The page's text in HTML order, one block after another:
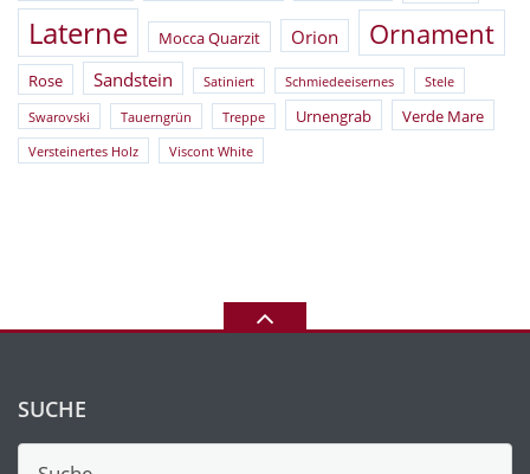
Laterne Mocca Quarzit Orion Ornament
Rose Sandstein Satiniert Schmiedeeisernes Stele
Swarovski Tauerngrün Treppe Urnengrab Verde Mare
Versteinertes Holz Viscont White
SUCHE